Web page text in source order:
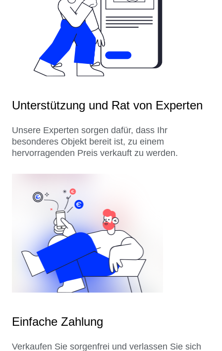
Unterstützung und Rat von Experten
Unsere Experten sorgen dafür, dass Ihr
besonderes Objekt bereit ist, zu einem
hervorragenden Preis verkauft zu werden.
Einfache Zahlung
Verkaufen Sie sorgenfrei und verlassen Sie sich